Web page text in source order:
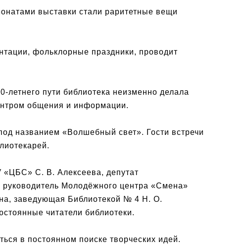
выставки стали раритетные вещи
фольклорные праздники, проводит
пути библиотека неизменно делала
общения и информации.
названием «Волшебный свет». Гости встречи
«ЦБС» С. В. Алексеева, депутат
Молодёжного центра «Смена»
заведующая Библиотекой № 4 Н. О.
читатели библиотеки.
в постоянном поиске творческих идей.